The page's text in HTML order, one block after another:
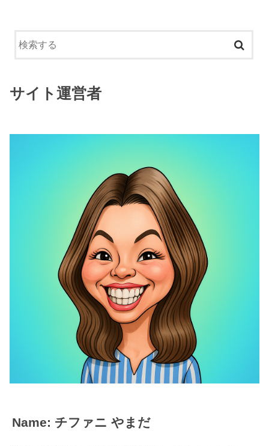
サイト運営者
Name: チファニ やまだ